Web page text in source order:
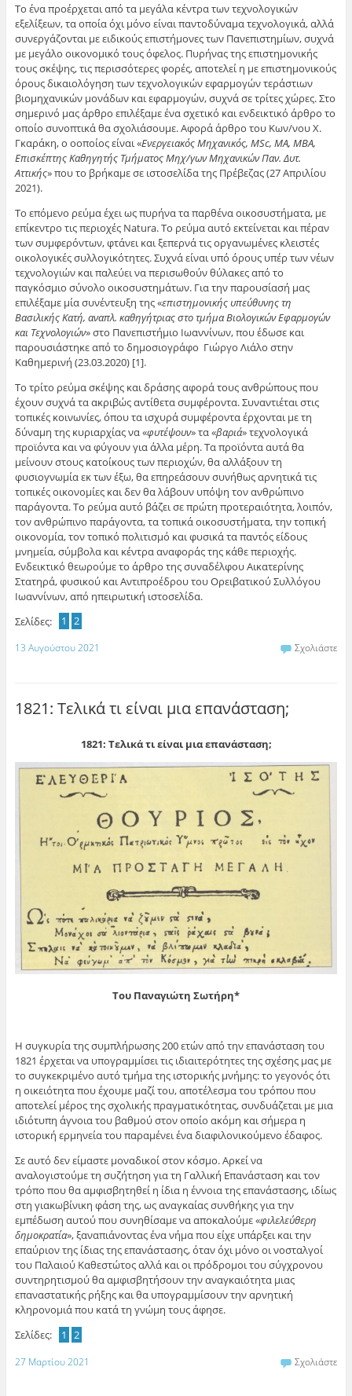
Το ένα προέρχεται από τα μεγάλα κέντρα των τεχνολογικών
εξελίξεων, τα οποία όχι μόνο είναι παντοδύναμα τεχνολογικά, αλλά
συνεργάζονται με ειδικούς επιστήμονες των Πανεπιστημίων, συχνά
με μεγάλο οικονομικό τους όφελος. Πυρήνας της επιστημονικής
τους σκέψης, τις περισσότερες φορές, αποτελεί η με επιστημονικούς
όρους δικαιολόγηση των τεχνολογικών εφαρμογών τεράστιων
βιομηχανικών μονάδων και εφαρμογών, συχνά σε τρίτες χώρες. Στο
σημερινό μας άρθρο επιλέξαμε ένα σχετικό και ενδεικτικό άρθρο το
οποίο συνοπτικά θα σχολιάσουμε. Αφορά άρθρο του Κων/νου Χ.
Γκαράκη, ο οοποίος είναι «Ενεργειακός Μηχανικός, MSc, MA, MBA,
Eπισκέπτης Καθηγητής Τμήματος Μηχ/γων Μηχανικών Παν. Δυτ.
Αττικής» που το βρήκαμε σε ιστοσελίδα της Πρέβεζας (27 Απριλίου
2021).
Το επόμενο ρεύμα έχει ως πυρήνα τα παρθένα οικοσυστήματα, με
επίκεντρο τις περιοχές Natura. Το ρεύμα αυτό εκτείνεται και πέραν
των συμφερόντων, φτάνει και ξεπερνά τις οργανωμένες κλειστές
οικολογικές συλλογικότητες. Συχνά είναι υπό όρους υπέρ των νέων
τεχνολογιών και παλεύει να περισωθούν θύλακες από το
παγκόσμιο σύνολο οικοσυστημάτων. Για την παρουσίασή μας
επιλέξαμε μία συνέντευξη της «επιστημονικής υπεύθυνης τη
Βασιλικής Κατή, αναπλ. καθηγήτριας στο τμήμα Βιολογικών Εφαρμογών
και Τεχνολογιών» στο Πανεπιστήμιο Ιωαννίνων, που έδωσε και
παρουσιάστηκε από το δημοσιογράφο Γιώργο Λιάλο στην
Καθημερινή (23.03.2020) [1].
Το τρίτο ρεύμα σκέψης και δράσης αφορά τους ανθρώπους που
έχουν συχνά τα ακριβώς αντίθετα συμφέροντα. Συναντιέται στις
τοπικές κοινωνίες, όπου τα ισχυρά συμφέροντα έρχονται με τη
δύναμη της κυριαρχίας να «φυτέψουν» τα «βαριά» τεχνολογικά
προϊόντα και να φύγουν για άλλα μέρη. Τα προϊόντα αυτά θα
μείνουν στους κατοίκους των περιοχών, θα αλλάξουν τη
φυσιογνωμία εκ των έξω, θα επηρεάσουν συνήθως αρνητικά τις
τοπικές οικονομίες και δεν θα λάβουν υπόψη τον ανθρώπινο
παράγοντα. Το ρεύμα αυτό βάζει σε πρώτη προτεραιότητα, λοιπόν,
τον ανθρώπινο παράγοντα, τα τοπικά οικοσυστήματα, την τοπική
οικονομία, τον τοπικό πολιτισμό και φυσικά τα παντός είδους
μνημεία, σύμβολα και κέντρα αναφοράς της κάθε περιοχής.
Ενδεικτικό θεωρούμε το άρθρο της συναδέλφου Αικατερίνης
Στατηρά, φυσικού και Αντιπροέδρου του Ορειβατικού Συλλόγου
Ιωαννίνων, από ηπειρωτική ιστοσελίδα.
Σελίδες:
1 2
13 Αυγούστου 2021 Σχολιάστε
1821: Τελικά τι είναι μια επανάσταση;
1821: Τελικά τι είναι μια επανάσταση;
Του Παναγιώτη Σωτήρη*
Η συγκυρία της συμπλήρωσης 200 ετών από την επανάσταση του
1821 έρχεται να υπογραμμίσει τις ιδιαιτερότητες της σχέσης μας με
το συγκεκριμένο αυτό τμήμα της ιστορικής μνήμης: το γεγονός ότι
η οικειότητα που έχουμε μαζί του, αποτέλεσμα του τρόπου που
αποτελεί μέρος της σχολικής πραγματικότητας, συνδυάζεται με μια
ιδιότυπη άγνοια του βαθμού στον οποίο ακόμη και σήμερα η
ιστορική ερμηνεία του παραμένει ένα διαφιλονικούμενο έδαφος.
Σε αυτό δεν είμαστε μοναδικοί στον κόσμο. Αρκεί να
αναλογιστούμε τη συζήτηση για τη Γαλλική Επανάσταση και τον
τρόπο που θα αμφισβητηθεί η ίδια η έννοια της επανάστασης, ιδίως
στη γιακωβίνικη φάση της, ως αναγκαίας συνθήκης για την
εμπέδωση αυτού που συνηθίσαμε να αποκαλούμε «φιλελεύθερη
δημοκρατία», ξαναπιάνοντας ένα νήμα που είχε υπάρξει και την
επαύριον της ίδιας της επανάστασης, όταν όχι μόνο οι νοσταλγοί
του Παλαιού Καθεστώτος αλλά και οι πρόδρομοι του σύγχρονου
συντηρητισμού θα αμφισβητήσουν την αναγκαιότητα μιας
επαναστατικής ρήξης και θα υπογραμμίσουν την αρνητική
κληρονομιά που κατά τη γνώμη τους άφησε.
Σελίδες:
1 2
27 Μαρτίου 2021 Σχολιάστε